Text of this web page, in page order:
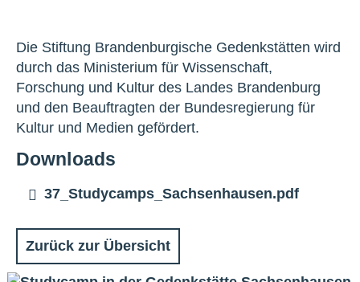
Die Stiftung Brandenburgische Gedenkstätten wird
durch das Ministerium für Wissenschaft,
Forschung und Kultur des Landes Brandenburg
und den Beauftragten der Bundesregierung für
Kultur und Medien gefördert.
Downloads
37_Studycamps_Sachsenhausen.pdf
Zurück zur Übersicht